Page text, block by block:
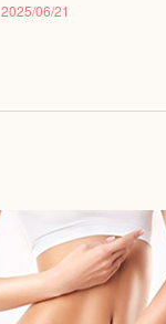
2025/06/21